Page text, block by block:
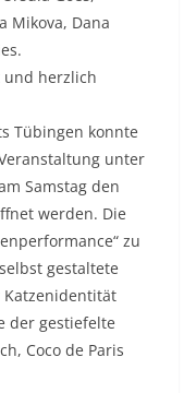
Mikova, Dana
herzlich
Tübingen konnte
unter
Samstag den
werden. Die
zu
gestaltete
der gestiefelte
Coco de Paris